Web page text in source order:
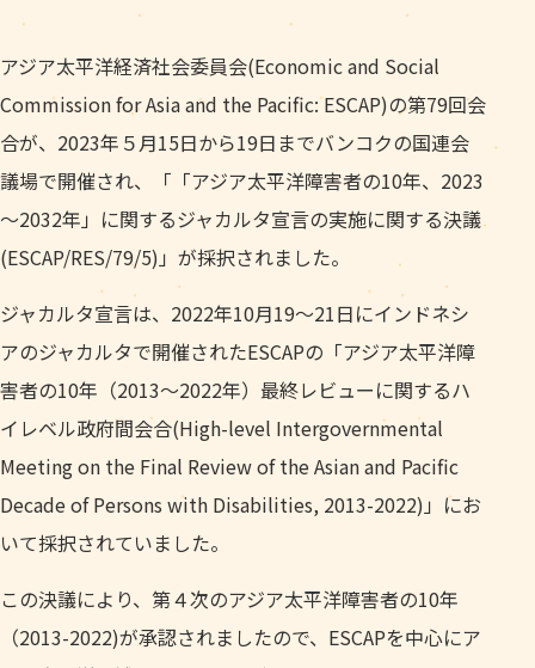
アジア太平洋経済社会委員会(Economic and Social
Commission for Asia and the Pacific: ESCAP)の第79回会
合が、2023年５月15日から19日までバンコクの国連会
議場で開催され、「「アジア太平洋障害者の10年、2023
～2032年」に関するジャカルタ宣言の実施に関する決議
(ESCAP/RES/79/5)」が採択されました。
ジャカルタ宣言は、2022年10月19～21日にインドネシ
アのジャカルタで開催されたESCAPの「アジア太平洋障
害者の10年（2013～2022年）最終レビューに関するハ
イレベル政府間会合(High-level Intergovernmental
Meeting on the Final Review of the Asian and Pacific
Decade of Persons with Disabilities, 2013-2022)」にお
いて採択されていました。
この決議により、第４次のアジア太平洋障害者の10年
（2013-2022)が承認されましたので、ESCAPを中心にア